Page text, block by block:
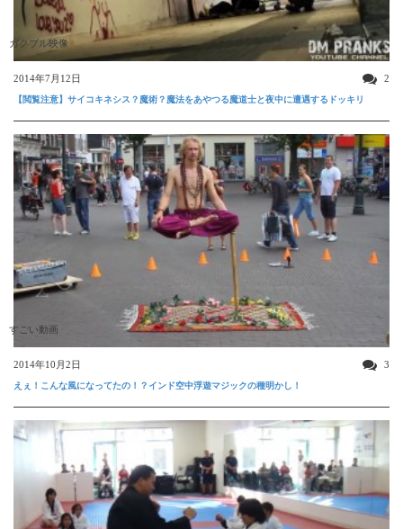
ガクブル映像
2014年7月12日 2
【閲覧注意】サイコキネシス？魔術？魔法をあやつる魔道士と夜中に遭遇するドッキリ
すごい動画
2014年10月2日 3
えぇ！こんな風になってたの！？インド空中浮遊マジックの種明かし！